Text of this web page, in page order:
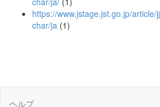
https://www.jstage.jst.go.jp/
char/ja (1)
ヘルプ